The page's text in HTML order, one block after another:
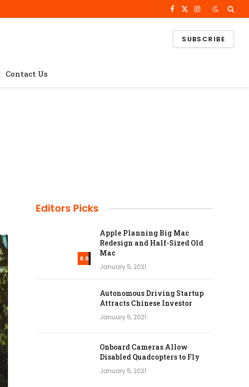
Facebook
X
Instagram
SUBSCRIBE
Contact Us
Editors Picks
8.5
Apple Planning Big Mac
Redesign and Half-Sized Old
Mac
January 5, 2021
Autonomous Driving Startup
Attracts Chinese Investor
January 5, 2021
Onboard Cameras Allow
Disabled Quadcopters to Fly
January 5, 2021